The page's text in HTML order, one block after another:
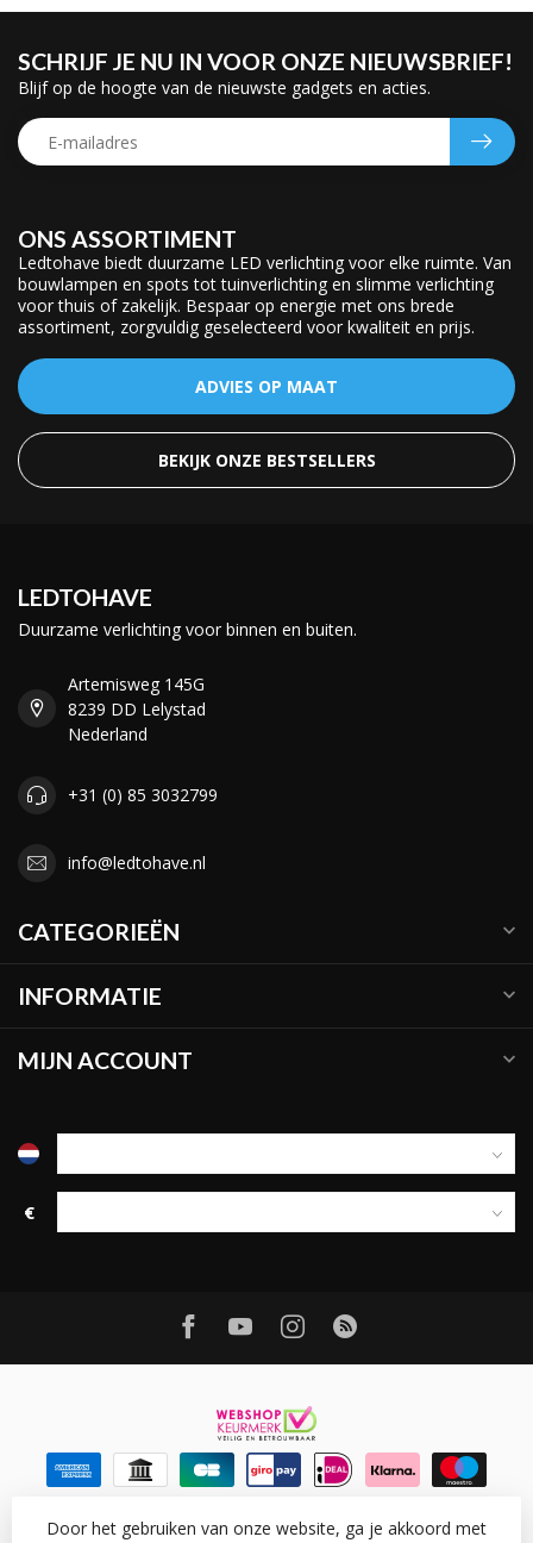
ONS ASSORTIMENT
Ledtohave biedt duurzame LED verlichting voor elke ruimte. Van
bouwlampen en spots tot tuinverlichting en slimme verlichting
voor thuis of zakelijk. Bespaar op energie met ons brede
assortiment, zorgvuldig geselecteerd voor kwaliteit en prijs.
ADVIES OP MAAT
BEKIJK ONZE BESTSELLERS
SCHRIJF JE NU IN VOOR ONZE NIEUWSBRIEF!
Blijf op de hoogte van de nieuwste gadgets en acties.
LEDTOHAVE
Duurzame verlichting voor binnen en buiten.
Artemisweg 145G
8239 DD Lelystad
Nederland
+31 (0) 85 3032799
info@ledtohave.nl
CATEGORIEËN
INFORMATIE
MIJN ACCOUNT
€
Door het gebruiken van onze website, ga je akkoord met